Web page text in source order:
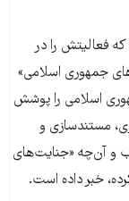
فعالیتش را در
جمهوری اسلامی»
اسلامی را پوشش
مستندسازی و
و آن‌چه «جنایت‌های
خبر داده است.